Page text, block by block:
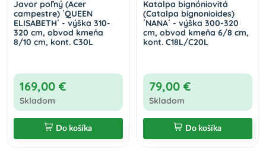
Javor poľný (Acer
campestre) ´QUEEN
ELISABETH´ - výška 310-
320 cm, obvod kmeňa
8/10 cm, kont. C30L
169,00 €
Skladom
Do košíka
Katalpa bignóniovitá
(Catalpa bignonioides)
´NANA´ - výška 300-320
cm, obvod kmeňa 6/8 cm,
kont. C18L/C20L
79,00 €
Skladom
Do košíka